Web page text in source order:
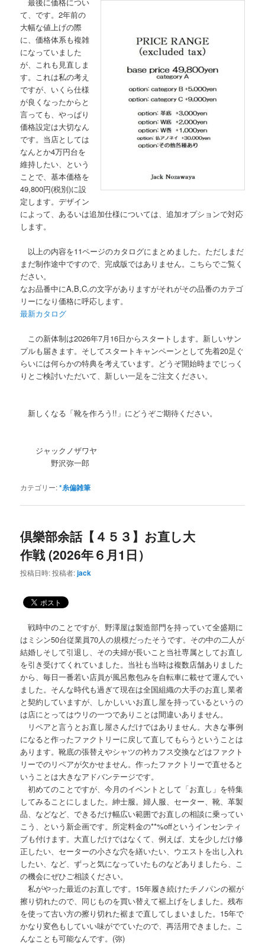
て、です。2年前の
大幅な値上げの際
に、価格体系も複雑
になっていました
が、これも見直しま
す。これは私の考え
ですが、いくら仕様
が良くなったからと
言っても、やっぱり
価格設定は大切なん
です。当店としては
なんとか4万円台を
維持したい、という
ことで、基本価格を
49,800円(税別)に設
定します。デザイン
によって、あるいは追加仕様については、追加オプションで対応
します。
以上の内容を11ページのカタログにまとめました。ただしまだ
まだ制作途中ですので、完成版ではありません。こちらでご覧く
ださい。
なお品番中にA,B,C,の文字がありますがそれがその品番のカテゴ
リーになり価格に呼応します。
最新カタログ
この新体制は2026年7月16日からスタートします。新しいサン
プルも届きます。そしてスタートキャンペーンとして先着20足ぐ
らいには何らかの特典を考えています。どうぞ開始時までじっく
りとご検討いただいて、新しい一足をご注文ください。
新しくなる「靴を作ろう!!」にどうぞご期待ください。
ジャックノザワヤ
野沢弥一郎
カテゴリー:*糸偏雑筆
倶樂部余話【４５３】お直し大
作戦 (2026年６月1日）
投稿日時:投稿者:jack
戦時中のことですが、野澤屋は製造部門を持っていて全盛期に
はミシン50台従業員70人の規模だったそうです。その中の二人が
結婚しそして引退し、その夫婦が長いこと当社専属としてお直し
を引き受けてくれていました。当社も当時は複数店舗ありました
から、毎日一番若い店員が風呂敷包みを自転車に載せて運んでい
ました。そんな時代も過ぎて現在は全国組織の大手のお直し業者
と契約していますが、しかしいいお直し屋を持っているというの
は店にとってはウリの一つでありことは間違いありません。
リペアと言うとお直し屋さんだけではありません。大きな事例
になると作ったファクトリーに戻して直してもらうということは
あります。靴底の張替えやシャツの衿カフス交換などはファクト
リーでのリペアが欠かせません。作ったファクトリーで直せると
いうことは大きなアドバンテージです。
初めてのことですが、今月のイベントとして「お直し」を特集
してみることにしました。紳士服。婦人服、セーター、靴、革製
品、などなど、できるだけ幅広い範囲でお直しの相談に乗ってい
こう、という新企画です。所定料金の**%offというインセンティ
ブも付けます。大直しだけではなくて、例えば、丈を少しだけ修
正したい、セーターの小さな穴を繕いたい、ウエストを出し入れ
したい、など、ずっと気になっていたものなどありましたら、こ
の機会にぜひご相談ください。
私がやった最近のお直しです。15年履き続けたチノパンの裾が
擦り切れたので、同じものを買い替えて裾上げをしました。残布
を使って古い方の擦り切れた裾まで直してしまいました。15年で
かなり変色もしていい味がでていたので、再活用できました。こ
んなことも可能なんです。(弥)